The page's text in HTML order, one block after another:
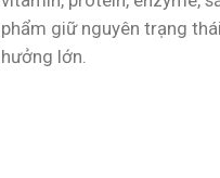
phẩm giữ nguyên trạng
hưởng lớn.